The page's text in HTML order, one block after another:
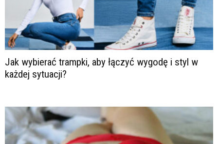
Jak wybierać trampki, aby łączyć wygodę i styl w
każdej sytuacji?